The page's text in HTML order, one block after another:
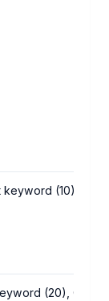
keyword (10),
(20),